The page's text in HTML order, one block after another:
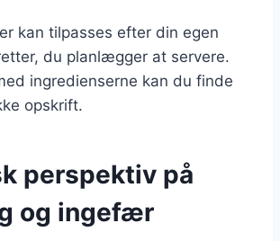
kan tilpasses efter din egen
du planlægger at servere.
ingredienserne kan du finde
opskrift.
perspektiv på
og ingefær